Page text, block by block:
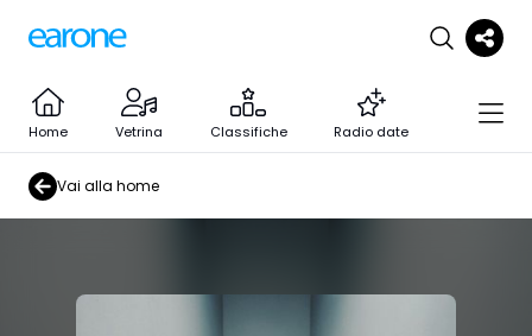
Home Vetrina Classifiche Radio date
Vai alla home